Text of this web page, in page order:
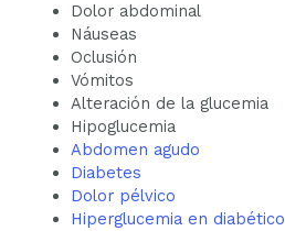
Dolor abdominal
Náuseas
Oclusión
Vómitos
Alteración de la glucemia
Hipoglucemia
Abdomen agudo
Diabetes
Dolor pélvico
Hiperglucemia en diabético